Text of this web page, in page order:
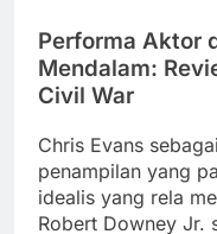
Performa Aktor
Mendalam:
Civil War
Chris Evans
penampilan yang
idealis yang rela
Robert Downey Jr.